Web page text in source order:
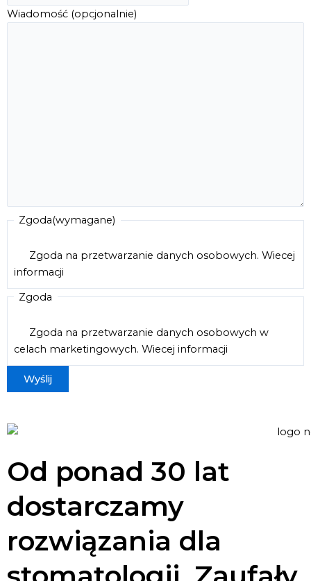
Wiadomość (opcjonalnie)
Zgoda(wymagane)
Zgoda na przetwarzanie danych osobowych.Wiecej
informacji
Zgoda
Zgoda na przetwarzanie danych osobowych w
celach marketingowych.Wiecej informacji
Od ponad 30 lat
dostarczamy
rozwiązania dla